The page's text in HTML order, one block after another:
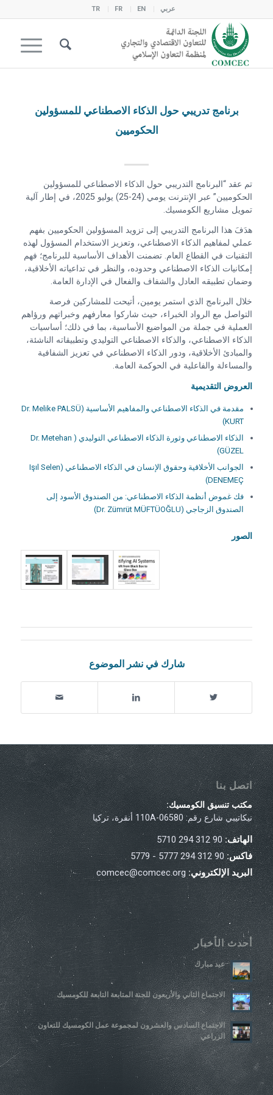
عربي EN
FR
TR
برنامج تدريبي حول الذكاء الاصطناعي للمسؤولين
الحكوميين
تم عقد “البرنامج التدريبي حول الذكاء الاصطناعي للمسؤولين
الحكوميين” عبر الإنترنت يومي (24-25) يوليو 2025، في إطار آلية
تمويل مشاريع الكومسيك.
هدَفَ هذا البرنامج التدريبي إلى تزويد المسؤولين الحكوميين بفهم
عملي لمفاهيم الذكاء الاصطناعي، وتعزيز الاستخدام المسؤول لهذه
التقنيات في القطاع العام. تضمنت الأهداف الأساسية للبرنامج؛ فهم
إمكانيات الذكاء الاصطناعي وحدوده، والنظر في تداعياته الأخلاقية،
وضمان تطبيقه العادل والشفاف والفعال في الإدارة العامة.
خلال البرنامج الذي استمر يومين، أتيحت للمشاركين فرصة
التواصل مع الرواد الخبراء، حيث شاركوا معارفهم وخبراتهم ورؤاهم
العملية في جملة من المواضيع الأساسية، بما في ذلك؛ أساسيات
الذكاء الاصطناعي، والذكاء الاصطناعي التوليدي وتطبيقاته الناشئة،
والمبادئ الأخلاقية، ودور الذكاء الاصطناعي في تعزيز الشفافية
والمساءلة والفاعلية في الحوكمة العامة.
العروض التقديمية
مقدمة في الذكاء الاصطناعي والمفاهيم الأساسية (Dr. Melike PALSÜ
KURT)
الذكاء الاصطناعي وثورة الذكاء الاصطناعي التوليدي ( Dr. Metehan
GÜZEL)
الجوانب الأخلاقية وحقوق الإنسان في الذكاء الاصطناعي (Işıl Selen
DENEMEÇ)
فك غموض أنظمة الذكاء الاصطناعي: من الصندوق الأسود إلى
الصندوق الزجاجي (Dr. Zümrüt MÜFTÜOĞLU)
الصور
شارك في نشر الموضوع
اتصل بنا
مكتب تنسيق الكومسيك:
نيكاتيبي شارع رقم: 110A-06580 أنقرة، تركيا
الهاتف:90 312 294 5710
فاكس:90 312 294 5777 - 5779
البريد الإلكتروني: comcec@comcec.org
أحدث الأخبار
عيد مبارك
الاجتماع الثاني والأربعون للجنة المتابعة التابعة للكومسيك
الاجتماع السادس والعشرون لمجموعة عمل الكومسيك للتعاون
الزراعي